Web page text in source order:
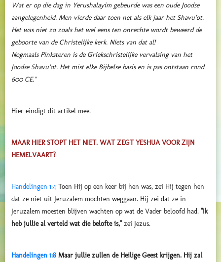
Wat er op die dag in Yerushalayim gebeurde was een oude Joodse
aangelegenheid. Men vierde daar toen net als elk jaar het Shavu’ot.
Het was niet zo zoals het wel eens ten onrechte wordt beweerd de
geboorte van de Christelijke kerk. Niets van dat al!
Nogmaals Pinksteren is de Griekschristelijke vervalsing van het
Joodse Shavu’ot. Het mist elke Bijbelse basis en is pas ontstaan rond
600 CE."
Hier eindigt dit artikel mee.
MAAR HIER STOPT HET NIET. WAT ZEGT YESHUA VOOR ZIJN
HEMELVAART?
Handelingen 1:4 Toen Hij op een keer bij hen was, zei Hij tegen hen
dat ze niet uit Jeruzalem mochten weggaan. Hij zei dat ze in
Jeruzalem moesten blijven wachten op wat de Vader beloofd had. "Ik
heb jullie al verteld wat die belofte is," zei Jezus.
Handelingen 1:8 Maar jullie zullen de Heilige Geest krijgen. Hij zal